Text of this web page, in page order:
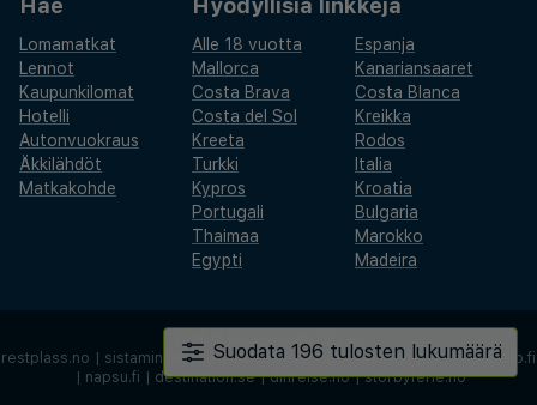
Suodata 196 tulosten lukumäärä
Hae
Lomamatkat
Lennot
Kaupunkilomat
Hotelli
Autonvuokraus
Äkkilähdöt
Matkakohde
Hyödyllisiä linkkejä
Alle 18 vuotta
Espanja
Mallorca
Kanariansaaret
Costa Brava
Costa Blanca
Costa del Sol
Kreikka
Kreeta
Rodos
Turkki
Italia
Kypros
Kroatia
Portugali
Bulgaria
Thaimaa
Marokko
Egypti
Madeira
2026 ©
restplass.no
sistaminuten.se | afbudsrejser.dk | äkkilähdöt.fi | rantapallo.fi
napsu.fi destination.se | dinreise.no | storbyferie.no